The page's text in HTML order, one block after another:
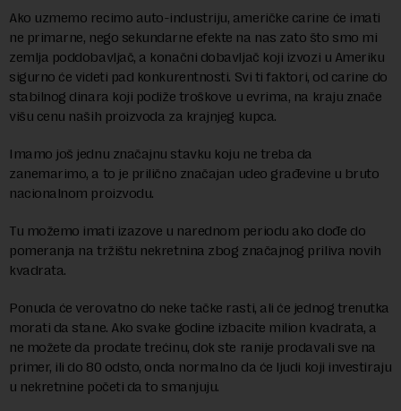
Ako uzmemo recimo auto-industriju, američke carine će imati
ne primarne, nego sekundarne efekte na nas zato što smo mi
zemlja poddobavljač, a konačni dobavljač koji izvozi u Ameriku
sigurno će videti pad konkurentnosti. Svi ti faktori, od carine do
stabilnog dinara koji podiže troškove u evrima, na kraju znače
višu cenu naših proizvoda za krajnjeg kupca.
Imamo još jednu značajnu stavku koju ne treba da
zanemarimo, a to je prilično značajan udeo građevine u bruto
nacionalnom proizvodu.
Tu možemo imati izazove u narednom periodu ako dođe do
pomeranja na tržištu nekretnina zbog značajnog priliva novih
kvadrata.
Ponuda će verovatno do neke tačke rasti, ali će jednog trenutka
morati da stane. Ako svake godine izbacite milion kvadrata, a
ne možete da prodate trećinu, dok ste ranije prodavali sve na
primer, ili do 80 odsto, onda normalno da će ljudi koji investiraju
u nekretnine početi da to smanjuju.